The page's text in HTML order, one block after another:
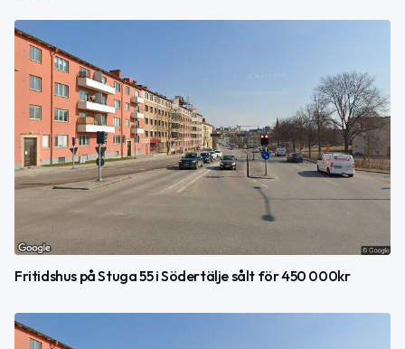
Fritidshus på Stuga 55 i Södertälje sålt för 450 000kr